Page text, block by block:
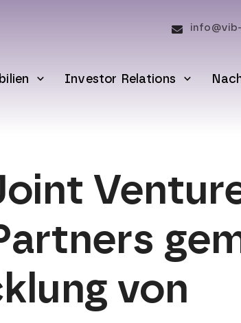
Investor Relations
von